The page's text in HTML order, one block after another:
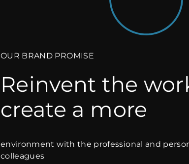
OUR BRAND PROMISE
Reinvent the
create a more
environment with the professional and
colleagues